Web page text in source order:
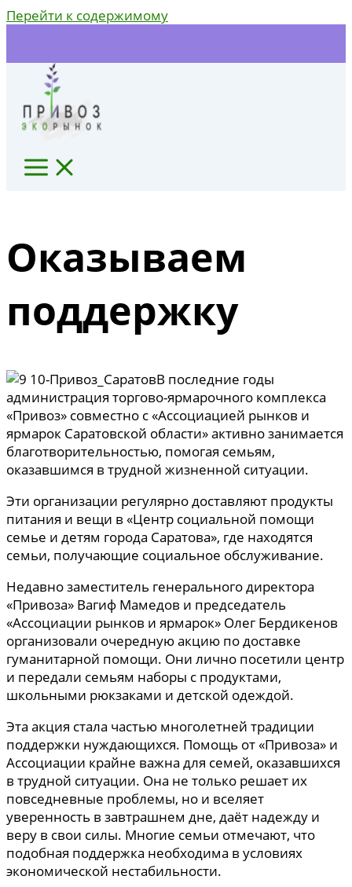
Перейти к содержимому
Оказываем
поддержку
В последние годы
администрация торгово-ярмарочного комплекса
«Привоз» совместно с «Ассоциацией рынков и
ярмарок Саратовской области» активно занимается
благотворительностью, помогая семьям,
оказавшимся в трудной жизненной ситуации.
Эти организации регулярно доставляют продукты
питания и вещи в «Центр социальной помощи
семье и детям города Саратова», где находятся
семьи, получающие социальное обслуживание.
Недавно заместитель генерального директора
«Привоза» Вагиф Мамедов и председатель
«Ассоциации рынков и ярмарок» Олег Бердикенов
организовали очередную акцию по доставке
гуманитарной помощи. Они лично посетили центр
и передали семьям наборы с продуктами,
школьными рюкзаками и детской одеждой.
Эта акция стала частью многолетней традиции
поддержки нуждающихся. Помощь от «Привоза» и
Ассоциации крайне важна для семей, оказавшихся
в трудной ситуации. Она не только решает их
повседневные проблемы, но и вселяет
уверенность в завтрашнем дне, даёт надежду и
веру в свои силы. Многие семьи отмечают, что
подобная поддержка необходима в условиях
экономической нестабильности.